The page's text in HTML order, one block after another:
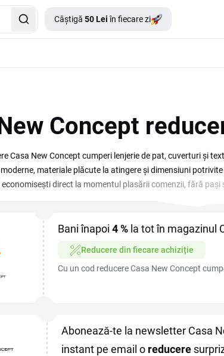
Câștigă 50 Lei în fiecare zi
Concept
Casa New Concept cumperi lenjerie de pat, cuverturi și
materiale plăcute la atingere și dimensiuni
direct la momentul plasării comenzii, fără
pentru reînnoirea completă a dormitorului.
Bani înapoi 4 % la tot în magazinul
Reducere din fiecare achiziție
Cu un cod reducere Casa New Concept
Abonează-te la newsletter Casa
instant pe email o reducere